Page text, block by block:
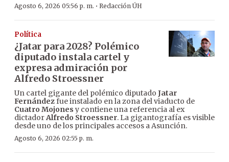
Agosto 6, 2026 05:56 p. m. · Redacción ÚH
Política
¿Jatar para 2028? Polémico
diputado instala cartel y
expresa admiración por
Alfredo Stroessner
Un cartel gigante del polémico diputado Jatar
Fernándezfue instalado en la zona del viaducto de
Cuatro Mojones y contiene una referencia al ex
dictadorAlfredo Stroessner. La gigantografía es visible
desde uno de los principales accesos a Asunción.
Agosto 6, 2026 02:55 p. m.